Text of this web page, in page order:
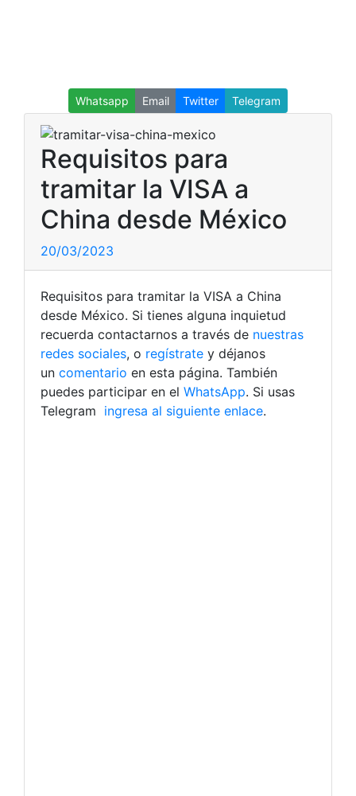
Whatsapp Email Twitter Telegram
Requisitos para
tramitar la VISA a
China desde México
20/03/2023
Requisitos para tramitar la VISA a China
desde México. Si tienes alguna inquietud
recuerda contactarnos a través de nuestras
redes sociales, o regístrate y déjanos
un comentario en esta página. También
puedes participar en el WhatsApp. Si usas
Telegram ingresa al siguiente enlace.